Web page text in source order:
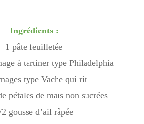
Ingrédients :
1 pâte feuilletée
à tartiner type Philadelphia
type Vache qui rit
pétales de maïs non sucrées
2 gousse d’ail râpée